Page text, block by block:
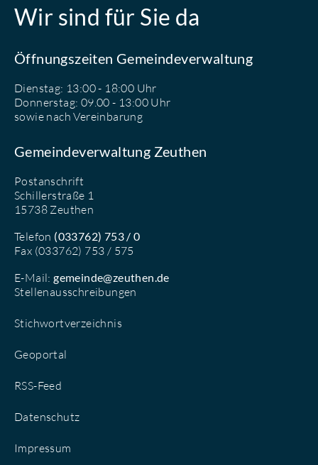
Wir sind für Sie da
Öffnungszeiten Gemeindeverwaltung
Dienstag: 13:00 - 18:00 Uhr
Donnerstag: 09.00 - 13:00 Uhr
sowie nach Vereinbarung
Gemeindeverwaltung Zeuthen
Postanschrift
Schillerstraße 1
15738 Zeuthen
Telefon (033762) 753 / 0
Fax (033762) 753 / 575
E-Mail:gemeinde@zeuthen.de
Stellenausschreibungen
Stichwortverzeichnis
Geoportal
RSS-Feed
Datenschutz
Impressum